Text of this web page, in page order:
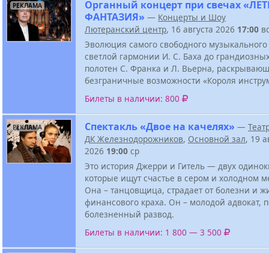
РЕКЛАМА
Органный концерт при свечах
ФАНТАЗИЯ» — Концерты и Шоу
Лютеранский центр, 16 августа 2026 17:00
Эволюция самого свободного
светлой гармонии И. С. Баха до
полотен С. Франка и Л. Вьерна,
безграничные возможности «Короля
Билеты в наличии: 800
РЕКЛАМА Спектакль «Двое на качелях» —
ДК Железнодорожников, Основной зал, 19
2026 19:00 ср
Это история Джерри и Гитель — двух
которые ищут счастье в сером и холодном
Она – танцовщица, страдает от болезни и
финансового краха. Он – молодой адвокат,
болезненный развод.
Билеты в наличии: 1 800 — 3 500